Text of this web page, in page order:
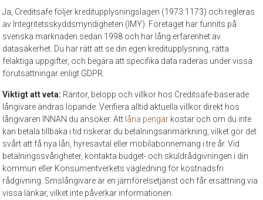
Ja, Creditsafe följer kreditupplysningslagen (1973:1173) och regleras
av Integritetsskyddsmyndigheten (IMY). Företaget har funnits på
svenska marknaden sedan 1998 och har lång erfarenhet av
datasäkerhet. Du har rätt att se din egen kreditupplysning, rätta
felaktiga uppgifter, och begära att specifika data raderas under vissa
förutsättningar enligt GDPR.
Viktigt att veta: Räntor, belopp och villkor hos Creditsafe-baserade
långivare ändras löpande. Verifiera alltid aktuella villkor direkt hos
långivaren INNAN du ansöker. Att låna pengar kostar och om du inte
kan betala tillbaka i tid riskerar du betalningsanmärkning, vilket gör det
svårt att få nya lån, hyresavtal eller mobilabonnemang i tre år. Vid
betalningssvårigheter, kontakta budget- och skuldrådgivningen i din
kommun eller Konsumentverkets vägledning för kostnadsfri
rådgivning. Smslångivare är en jämförelsetjänst och får ersättning via
vissa länkar, vilket inte påverkar informationen.